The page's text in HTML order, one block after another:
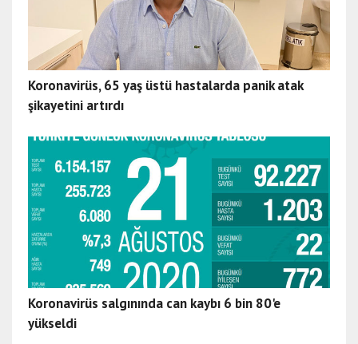
Koronavirüs, 65 yaş üstü hastalarda panik atak
şikayetini artırdı
Koronavirüs salgınında can kaybı 6 bin 80'e
yükseldi